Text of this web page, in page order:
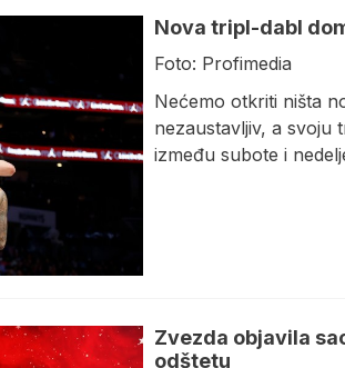
Nova tripl-dabl
Foto: Profimedia
Nećemo otkriti ništa
nezaustavljiv, a svoju
između subote i
Zvezda objavila
odštetu